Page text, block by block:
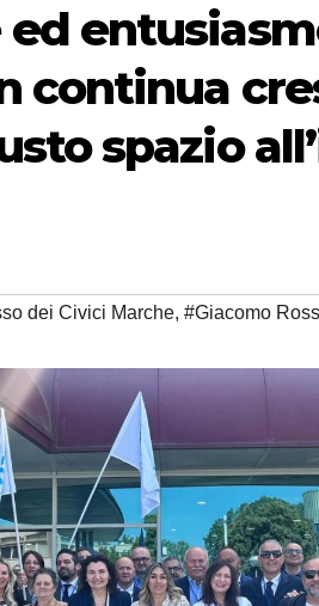
continua
spazio
dei Civici Marche, #Giacomo